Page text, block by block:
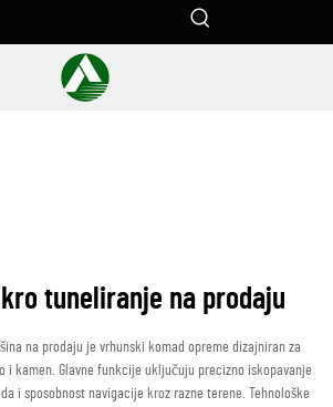
tuneliranje na prodaju
na prodaju je vrhunski komad opreme dizajniran za
i kamen. Glavne funkcije uključuju precizno iskopavanje
i sposobnost navigacije kroz razne terene. Tehnološke